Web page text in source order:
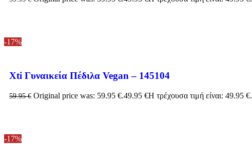
-17%
Xti Γυναικεία Πέδιλα Vegan – 145104
59.95€ Original price was: 59.95 €.49.95 €Η τρέχουσα τιμή είναι: 49.95 €.
-17%